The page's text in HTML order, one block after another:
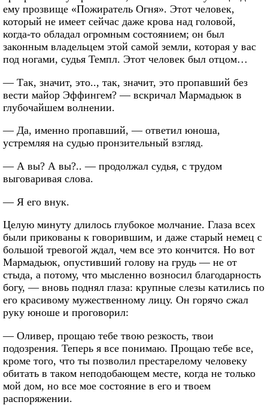
ему прозвище «Пожиратель Огня». Этот человек,
который не имеет сейчас даже крова над головой,
когда-то обладал огромным состоянием; он был
законным владельцем этой самой земли, которая у вас
под ногами, судья Темпл. Этот человек был отцом…
— Так, значит, это.., так, значит, это пропавший без
вести майор Эффингем? — вскричал Мармадьюк в
глубочайшем волнении.
— Да, именно пропавший, — ответил юноша,
устремляя на судью пронзительный взгляд.
— А вы? А вы?.. — продолжал судья, с трудом
выговаривая слова.
— Я его внук.
Целую минуту длилось глубокое молчание. Глаза всех
были прикованы к говорившим, и даже старый немец с
большой тревогой ждал, чем все это кончится. Но вот
Мармадьюк, опустивший голову на грудь — не от
стыда, а потому, что мысленно возносил благодарность
богу, — вновь поднял глаза: крупные слезы катились по
его красивому мужественному лицу. Он горячо сжал
руку юноше и проговорил:
— Оливер, прощаю тебе твою резкость, твои
подозрения. Теперь я все понимаю. Прощаю тебе все,
кроме того, что ты позволил престарелому человеку
обитать в таком неподобающем месте, когда не только
мой дом, но все мое состояние в его и твоем
распоряжении.